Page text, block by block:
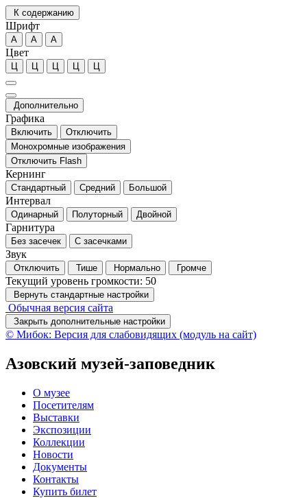
К содержанию
Шрифт
А А А
Цвет
Ц Ц Ц Ц Ц
Дополнительно
Графика
Включить
Отключить
Монохромные изображения
Отключить Flash
Кернинг
Стандартный Средний Большой
Интервал
Одинарный Полуторный Двойной
Гарнитура
Без засечек С засечками
Звук
Отключить Тише Нормально Громче
Текущий уровень громкости: 50
Вернуть стандартные настройки
Обычная версия сайта
Закрыть дополнительные настройки
© Мибок: Версия для слабовидящих (модуль на сайт)
Азовский музей-заповедник
О музее
Посетителям
Выставки
Экспозиции
Коллекции
Новости
Документы
Контакты
Купить билет